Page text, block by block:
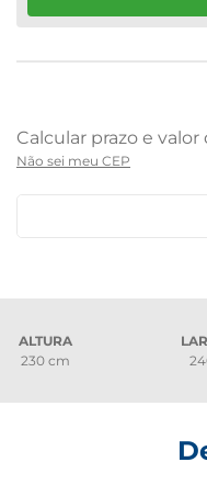
Não sei meu CEP
ALTURA
230 cm